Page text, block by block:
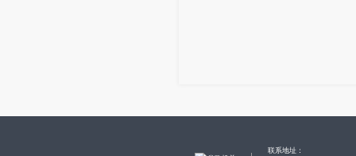
联系地址：